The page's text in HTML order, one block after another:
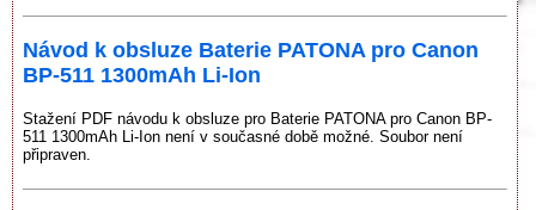
Návod k obsluze Baterie PATONA pro Canon
BP-511 1300mAh Li-Ion
Stažení PDF návodu k obsluze pro Baterie PATONA pro Canon BP-
511 1300mAh Li-Ion není v současné době možné. Soubor není
připraven.